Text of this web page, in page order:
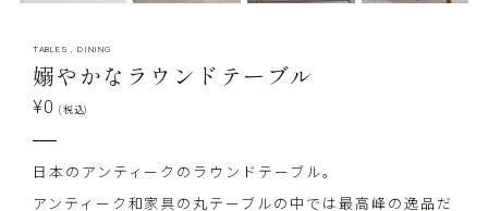
TABLES ,DINING
嫋やかなラウンドテーブル
¥0 (税込)
日本のアンティークのラウンドテーブル。
アンティーク和家具の丸テーブルの中では最高峰の逸品だ